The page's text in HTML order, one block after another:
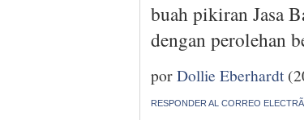
buah pikiran Jasa
dengan perolehan
porDollie Eberhardt
RESPONDER AL CORREO